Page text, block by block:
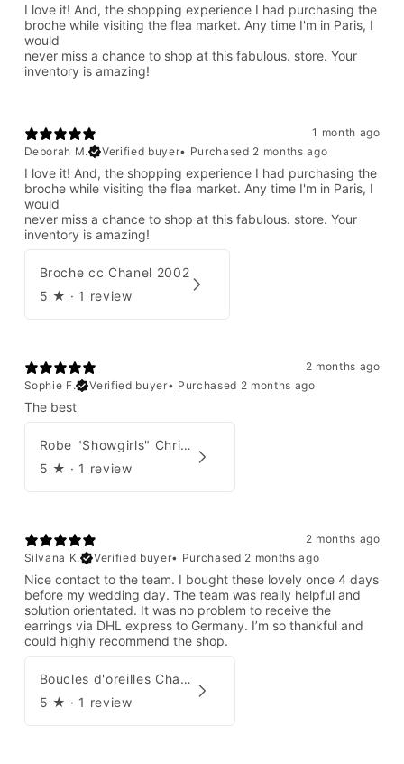
I love it! And, the shopping experience I had purchasing the
broche while visiting the flea market. Any time I'm in Paris, I
would
never miss a chance to shop at this fabulous. store. Your
inventory is amazing!
1 month ago
Deborah M.
Verified buyer• Purchased 2 months ago
I love it! And, the shopping experience I had purchasing the
broche while visiting the flea market. Any time I'm in Paris, I
would
never miss a chance to shop at this fabulous. store. Your
inventory is amazing!
Broche cc Chanel 2002
5 ★ · 1 review
2 months ago
Sophie F.
Verified buyer• Purchased 2 months ago
The best
Robe "Showgirls" Christian Dior par John Galliano Été 2003
5 ★ · 1 review
2 months ago
Silvana K.
Verified buyer• Purchased 2 months ago
Nice contact to the team. I bought these lovely once 4 days
before my wedding day. The team was really helpful and
solution orientated. It was no problem to receive the
earrings via DHL express to Germany. I’m so thankful and
could highly recommend the shop.
Boucles d'oreilles Chanel par Karl Lagerfeld 2008
5 ★ · 1 review